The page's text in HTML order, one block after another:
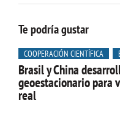
Te podría gustar
COOPERACIÓN CIENTÍFICA
Brasil y China
geoestacionario para
real